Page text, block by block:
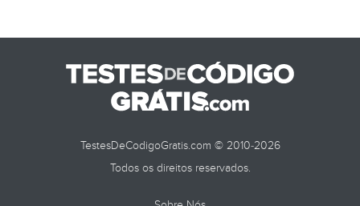
TestesDeCodigoGratis.com © 2010-2026
Todos os direitos reservados.